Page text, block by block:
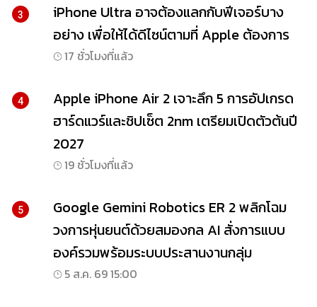
3
iPhone Ultra อาจต้องแลกกับฟีเจอร์บาง
อย่าง เพื่อให้ได้ดีไซน์ตามที่ Apple ต้องการ
17 ชั่วโมงที่แล้ว
4
Apple iPhone Air 2 เจาะลึก 5 การอัปเกรด
ฮาร์ดแวร์และชิปเซ็ต 2nm เตรียมเปิดตัวต้นปี
2027
19 ชั่วโมงที่แล้ว
5
Google Gemini Robotics ER 2 พลิกโฉม
วงการหุ่นยนต์ด้วยสมองกล AI สั่งการแบบ
องค์รวมพร้อมระบบประสานงานกลุ่ม
5 ส.ค. 69 15:00